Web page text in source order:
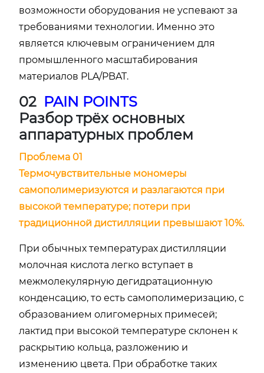
возможности оборудования не успевают за
требованиями технологии. Именно это
является ключевым ограничением для
промышленного масштабирования
материалов PLA/PBAT.
02 PAIN POINTS
Разбор трёх основных
аппаратурных проблем
Проблема 01
Термочувствительные мономеры
самополимеризуются и разлагаются при
высокой температуре; потери при
традиционной дистилляции превышают 10%.
При обычных температурах дистилляции
молочная кислота легко вступает в
межмолекулярную дегидратационную
конденсацию, то есть самополимеризацию, с
образованием олигомерных примесей;
лактид при высокой температуре склонен к
раскрытию кольца, разложению и
изменению цвета. При обработке таких